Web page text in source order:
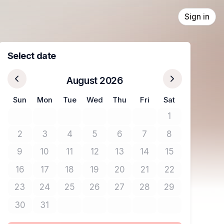
Sign in
Select date
August 2026
Sun Mon Tue Wed Thu Fri Sat
1No tickets
2No tickets available
3No tickets available
4No tickets available
5No tickets available
6No tickets available
7No tickets available
8No tickets
9No tickets available
10No tickets available
11No tickets available
12No tickets available
13No tickets available
14No tickets available
15No tickets
16No tickets available
17No tickets available
18No tickets available
19No tickets available
20No tickets available
21No tickets available
22No tickets
23No tickets available
24No tickets available
25No tickets available
26No tickets available
27No tickets available
28No tickets available
29No tickets
30No tickets available
31No tickets available